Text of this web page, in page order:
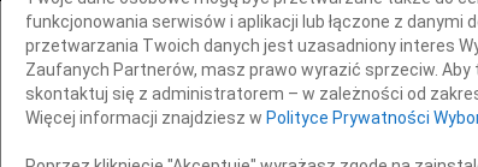
Żegnamy naszego
Kolegę, Mentora i Opiekuna
funkcjonowania serwisów i aplikacji lub łączone z danymi
przetwarzania Twoich danych jest uzasadniony interes
Zaufanych Partnerów, masz prawo wyrazić sprzeciw.
skontaktuj się z administratorem – w zależności od
Więcej informacji znajdziesz w Polityce Prywatności